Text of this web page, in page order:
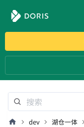
dev 湖仓一体